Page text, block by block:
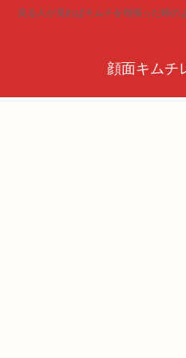
見る人が見ればキムチを頬張った時
顔面キムチ